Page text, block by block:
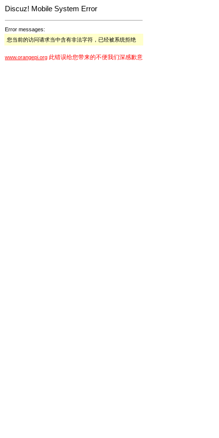
Discuz! Mobile System Error
Error messages:
您当前的访问请求当中含有非法字符，已经被系统拒绝
www.orangepi.org 此错误给您带来的不便我们深感歉意